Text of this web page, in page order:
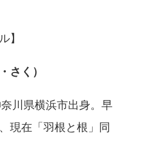
】
さく）
川県横浜市出身。早
現在「羽根と根」同